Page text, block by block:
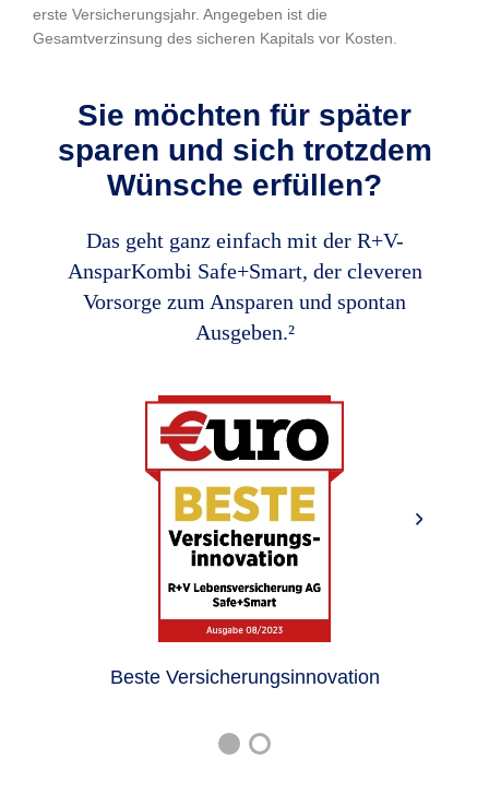
erste Versicherungsjahr. Angegeben ist die
Gesamtverzinsung des sicheren Kapitals vor Kosten.
Sie möchten für später
sparen und sich trotzdem
Wünsche erfüllen?
Das geht ganz einfach mit der R+V-
AnsparKombi Safe+Smart, der cleveren
Vorsorge zum Ansparen und spontan
Ausgeben.²
Beste Versicherungsinnovation